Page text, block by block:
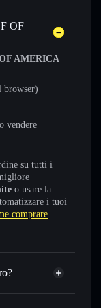
OF
AMERICA
browser)
vendere
su tutti i
o usare la
i tuoi
comprare